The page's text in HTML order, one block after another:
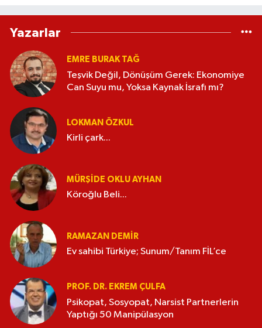
Yazarlar
EMRE BURAK TAĞ
Teşvik Değil, Dönüşüm Gerek: Ekonomiye
Can Suyu mu, Yoksa Kaynak İsrafı mı?
LOKMAN ÖZKUL
Kirli çark...
MÜRŞIDE OKLU AYHAN
Köroğlu Beli...
RAMAZAN DEMİR
Ev sahibi Türkiye; Sunum/Tanım FİL’ce
PROF. DR. EKREM ÇULFA
Psikopat, Sosyopat, Narsist Partnerlerin
Yaptığı 50 Manipülasyon